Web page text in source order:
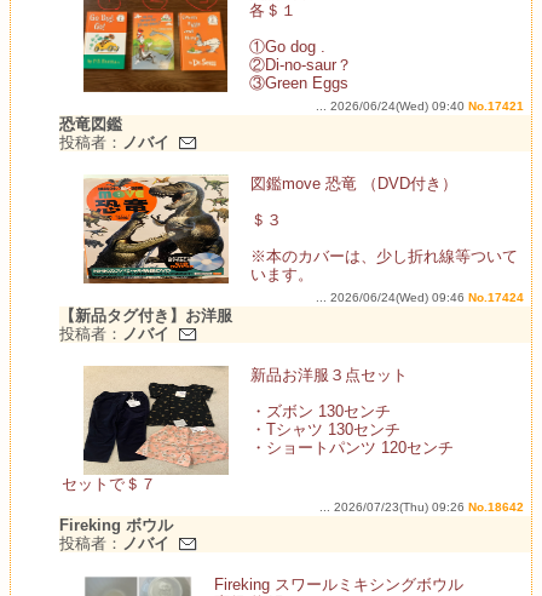
各＄１
①Go dog .
②Di-no-saur？
③Green Eggs
... 2026/06/24(Wed) 09:40 No.17421
恐竜図鑑
投稿者： ノバイ
図鑑move 恐竜 （DVD付き）
＄３
※本のカバーは、少し折れ線等ついて
います。
... 2026/06/24(Wed) 09:46 No.17424
【新品タグ付き】お洋服
投稿者： ノバイ
新品お洋服３点セット
・ズボン 130センチ
・Tシャツ 130センチ
・ショートパンツ 120センチ
セットで＄７
... 2026/07/23(Thu) 09:26 No.18642
Fireking ボウル
投稿者： ノバイ
Fireking スワールミキシングボウル